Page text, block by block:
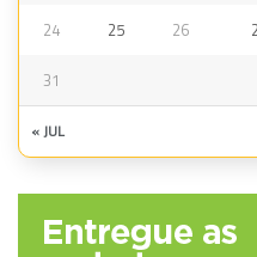
24 25 26
31
« JUL